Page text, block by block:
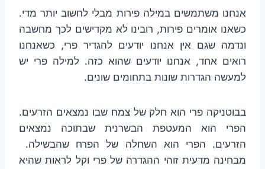
אנחנו משתמשים במילה פירות מבלי לחשוב יותר מדי.
כשאנו אומרים פירות, רובינו לא מקדישים לכך מחשבה
ונדמה שגם אין אנחנו יודעים להגדיר פרי, כשאנחנו
רואים אחד, אנחנו יודעים שהוא כזה. למילה פרי יש
למעשה הגדרות שונות בתחומים שונים.
בבוטניקה פרי הוא חלק של צמח שבו נמצאים הזרעים.
הפרי הוא המעטפת הבשרנית שבתוכה נמצאים
הזרעים. הפרי הוא השחלה של הפרח שהבשילה.
מבחינה מדעית זוהי ההגדרה של פרי וקל לראות שהיא